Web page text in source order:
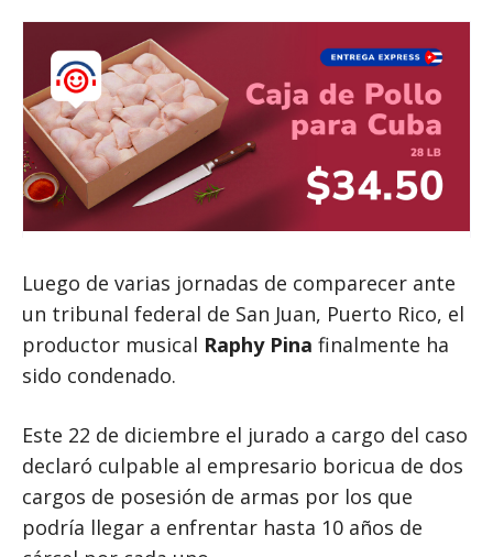
Luego de varias jornadas de comparecer ante
un tribunal federal de San Juan, Puerto Rico, el
productor musical Raphy Pina finalmente ha
sido condenado.
Este 22 de diciembre el jurado a cargo del caso
declaró culpable al empresario boricua de dos
cargos de posesión de armas por los que
podría llegar a enfrentar hasta 10 años de